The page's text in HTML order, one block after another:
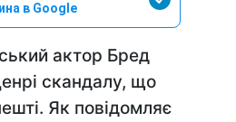
в Google
актор Бред
скандалу, що
Як повідомляє